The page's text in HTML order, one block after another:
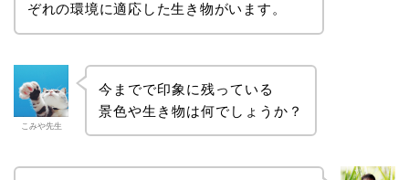
ぞれの環境に適応した生き物がいます。
こみや先生
今までで印象に残っている
景色や生き物は何でしょうか？